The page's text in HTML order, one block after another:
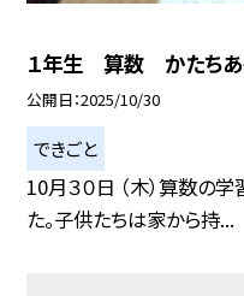
１年生 算数 かたちあ
公開日 2025/10/30
できごと
10月３０日 （木）算数の
た。子供たちは家から持...